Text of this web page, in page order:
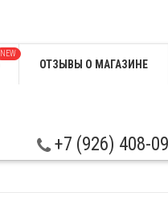
NEW
ОТЗЫВЫ О МАГАЗИНЕ
+7 (926) 408-